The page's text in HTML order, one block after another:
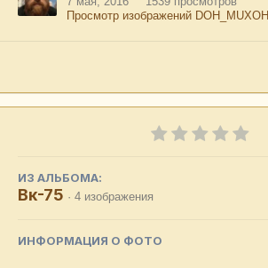
Просмотр изображений DOH_MUXOH
ИЗ АЛЬБОМА:
Вк-75 · 4 изображения
ИНФОРМАЦИЯ О ФОТО